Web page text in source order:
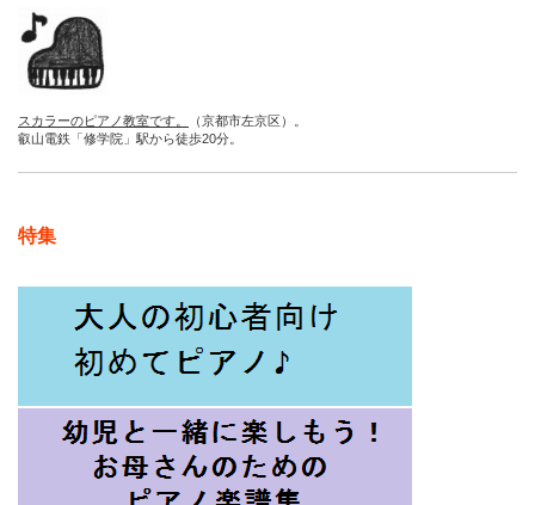
スカラーのピアノ教室です。
（京都市左京区）。
叡山電鉄「修学院」駅から徒歩20分。
特集